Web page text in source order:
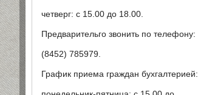
четверг: с 15.00 до 18.00.
Предварительго звонить по телефону:
(8452) 785979.
График приема граждан бухгалтерией: